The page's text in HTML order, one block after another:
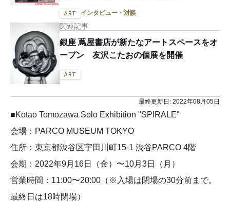
ART インタビュー・対談
関連記事
銀座 蔦屋書店が新たなアートスペースをオ
ープン 友沢こたおの個展を開催
ART
最終更新日: 2022年08月05日
■Kotao Tomozawa Solo Exhibition "SPIRALE"
会場：PARCO MUSEUM TOKYO
住所：東京都渋谷区宇田川町15-1 渋谷PARCO 4階
会期：2022年9月16日（金）〜10月3日（月）
営業時間：11:00〜20:00（※入場は閉場の30分前まで。
最終日は18時閉場）